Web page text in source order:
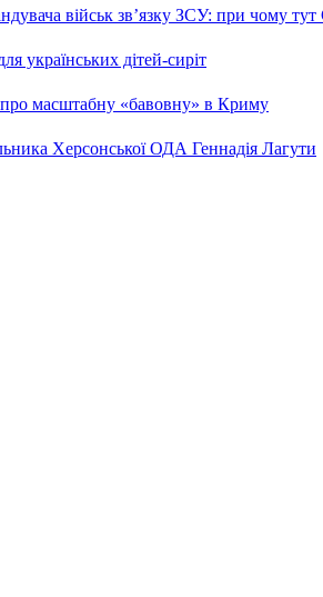
військ зв’язку ЗСУ: при чому
українських дітей-сиріт
про масштабну «бавовну» в Криму
Херсонської ОДА Геннадія Лагути